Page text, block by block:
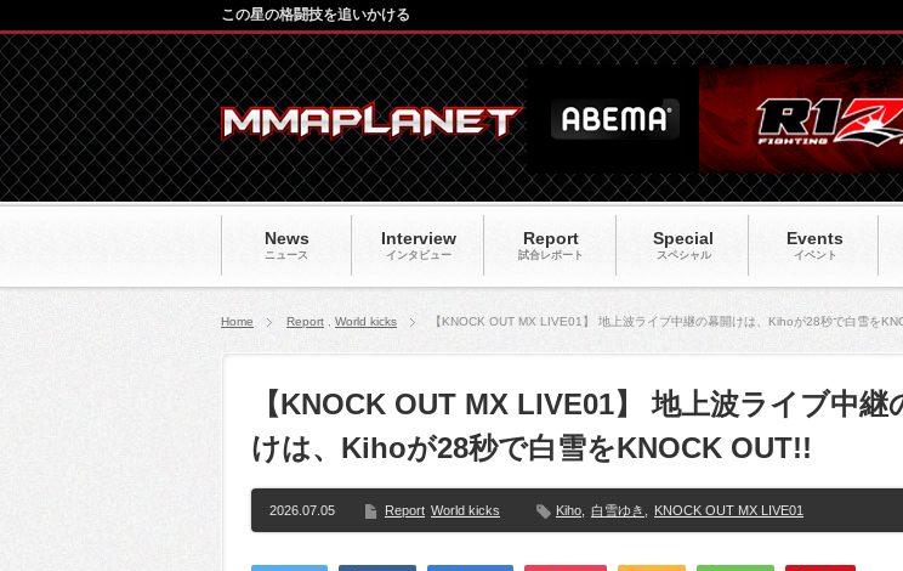
News
ニュース
Interview
インタビュー
Report
試合レポート
Special
スペシャル
Events
イベント
この星の格闘技を追いかける
Home Report World kicks 【KNOCK OUT MX LIVE01】 地上波ライブ中継の幕開けは、Kihoが28秒で白雪を
【KNOCK OUT MX LIVE01】 地上波ライブ中継
けは、Kihoが28秒で白雪をKNOCK OUT!!
2026.07.05 Report World kicks Kiho 白雪ゆき KNOCK OUT MX LIVE01